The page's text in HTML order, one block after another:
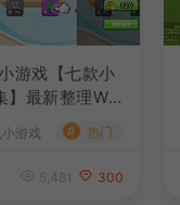
游戏【七款小
】最新整理WI
端+Linux手工
细搭建教程
游戏 # 热门
5,481 300